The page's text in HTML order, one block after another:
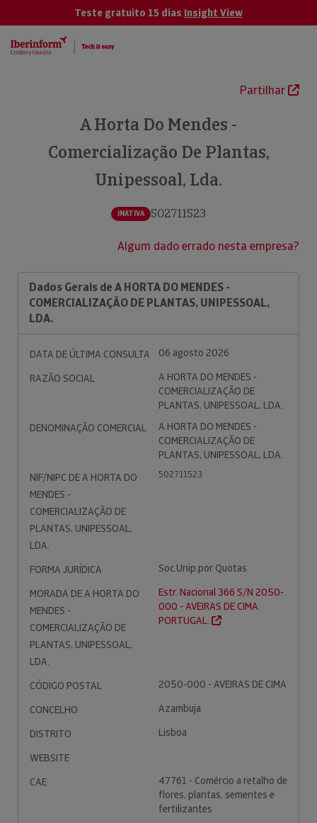
Teste gratuito 15 dias Insight View
Partilhar
A Horta Do Mendes -
Comercialização De Plantas,
Unipessoal, Lda.
INATIVA 502711523
Algum dado errado nesta empresa?
Dados Gerais de A HORTA DO MENDES -
COMERCIALIZAÇÃO DE PLANTAS, UNIPESSOAL,
LDA.
DATA DE ÚLTIMA CONSULTA
06 agosto 2026
RAZÃO SOCIAL
A HORTA DO MENDES -
COMERCIALIZAÇÃO DE
PLANTAS, UNIPESSOAL, LDA.
DENOMINAÇÃO COMERCIAL
A HORTA DO MENDES -
COMERCIALIZAÇÃO DE
PLANTAS, UNIPESSOAL, LDA.
NIF/NIPC DE A HORTA DO
MENDES -
COMERCIALIZAÇÃO DE
PLANTAS, UNIPESSOAL,
LDA.
502711523
FORMA JURÍDICA
Soc.Unip.por Quotas
MORADA DE A HORTA DO
MENDES -
COMERCIALIZAÇÃO DE
PLANTAS, UNIPESSOAL,
LDA.
Estr. Nacional 366 S/N 2050-
000 - AVEIRAS DE CIMA.
PORTUGAL.
CÓDIGO POSTAL
2050-000 - AVEIRAS DE CIMA
CONCELHO
Azambuja
DISTRITO
Lisboa
WEBSITE
CAE
47761 - Comércio a retalho de
flores, plantas, sementes e
fertilizantes